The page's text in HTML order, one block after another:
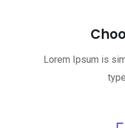
Lorem Ipsum is